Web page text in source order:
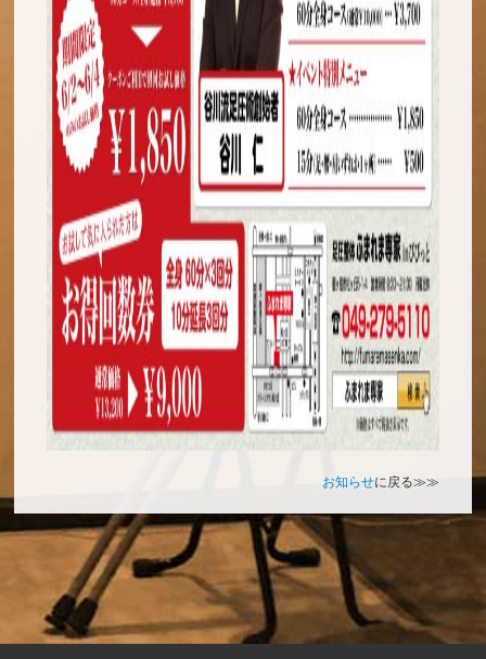
お知らせに戻る≫≫